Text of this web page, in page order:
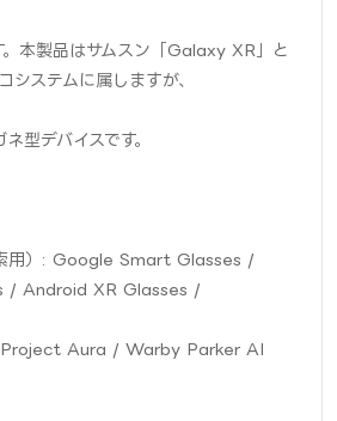
。本製品はサムスン「Galaxy XR」と
ステムに属しますが、
型デバイスです。
用）: Google Smart Glasses /
/ Android XR Glasses /
Aura / Warby Parker AI